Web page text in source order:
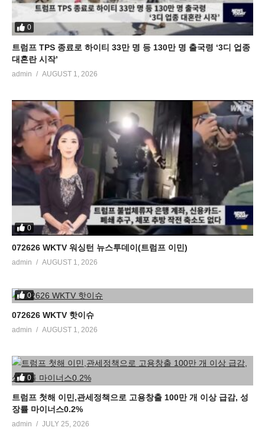
0
트럼프 TPS 종료로 하이티 33만 명 등 130만 명 출국령 ‘3디 업종
대혼란 시작’
admin AUGUST 1, 2026
0
072626 WKTV 워싱턴 뉴스투데이(트럼프 이민)
admin AUGUST 1, 2026
0
072626 WKTV 핫이슈
admin AUGUST 1, 2026
0
트럼프 첫해 이민,관세정책으로 고용창출 100만 개 이상 급감, 성
장률 마이너스0.2%
admin JULY 25, 2026